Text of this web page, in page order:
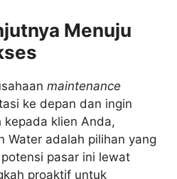
Menuju
maintenance
ke depan dan ingin
kepada klien Anda,
Water adalah pilihan yang
pasar ini lewat
proaktif untuk